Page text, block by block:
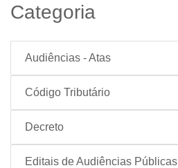
Categoria
Audiências - Atas
Código Tributário
Decreto
Editais de Audiências Públicas